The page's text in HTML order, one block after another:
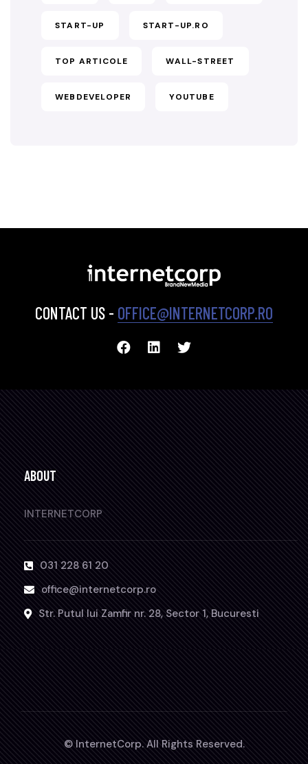
START-UP START-UP.RO
TOP ARTICOLE WALL-STREET
WEBDEVELOPER YOUTUBE
CONTACT US - OFFICE@INTERNETCORP.RO
ABOUT
INTERNETCORP
031 228 61 20
office@internetcorp.ro
Str. Putul lui Zamfir nr. 28, Sector 1, Bucuresti
© InternetCorp. All Rights Reserved.